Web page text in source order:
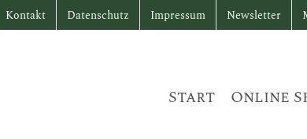
Kontakt Datenschutz Impressum Newsletter
Start Online